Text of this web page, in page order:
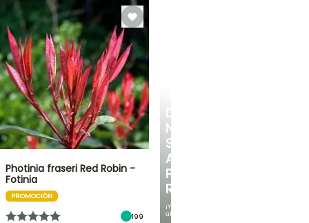
DESCUBRE
NUESTRA
SELECCIÓN
A
PRECIOS
REDUCIDOS
¡Y
ahorra!
Photinia fraseri Red Robin -
Fotinia
PROMOCIÓN
199